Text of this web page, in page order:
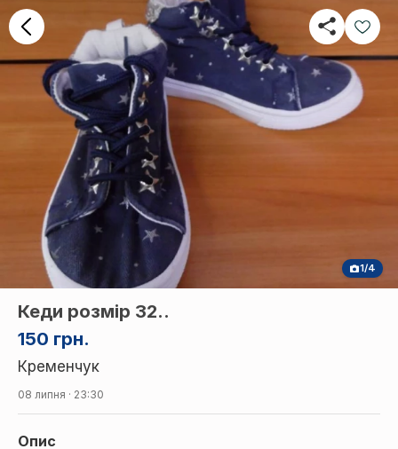
1/4
150 грн.
Кеди розмір 32..
Кременчук
08 липня · 23:30
Опис